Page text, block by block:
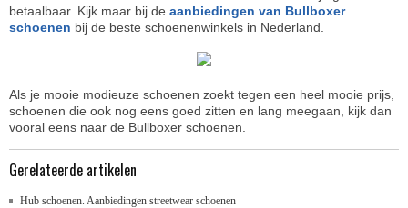
betaalbaar. Kijk maar bij de aanbiedingen van Bullboxer
schoenen bij de beste schoenenwinkels in Nederland.
Als je mooie modieuze schoenen zoekt tegen een heel mooie prijs,
schoenen die ook nog eens goed zitten en lang meegaan, kijk dan
vooral eens naar de Bullboxer schoenen.
Gerelateerde artikelen
Hub schoenen. Aanbiedingen streetwear schoenen